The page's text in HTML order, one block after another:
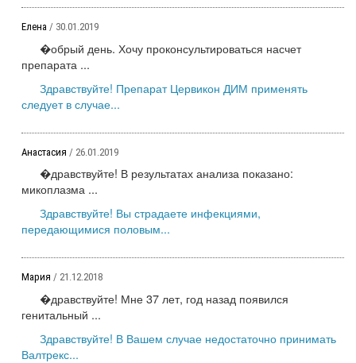
Елена / 30.01.2019
�обрый день. Хочу проконсультироваться насчет
препарата ...
Здравствуйте! Препарат Цервикон ДИМ применять
следует в случае...
Анастасия / 26.01.2019
�дравствуйте! В результатах анализа показано:
микоплазма ...
Здравствуйте! Вы страдаете инфекциями,
передающимися половым...
Мария / 21.12.2018
�дравствуйте! Мне 37 лет, год назад появился
генитальный ...
Здравствуйте! В Вашем случае недостаточно принимать
Валтрекс...